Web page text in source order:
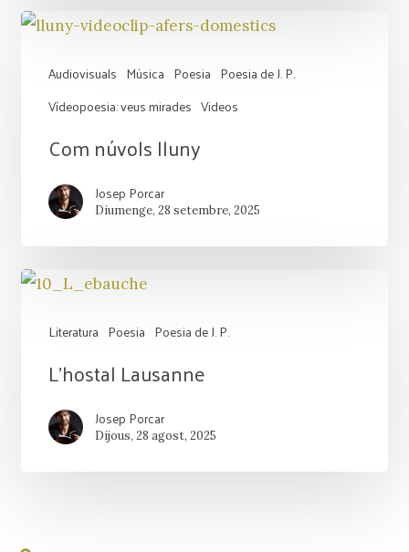
Audiovisuals Música Poesia Poesia de J. P.
Vídeopoesia: veus mirades Videos
Com
lluny
Com núvols lluny
Josep Porcar
Diumenge, 28 setembre, 2025
Literatura Poesia Poesia de J. P.
L’hostalL’hostal Lausanne
Josep Porcar
Dijous, 28 agost, 2025